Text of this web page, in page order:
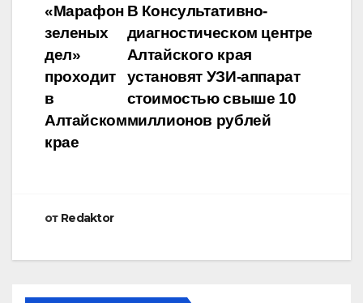
Навигация
по
записям
В Консультативно-
диагностическом центре
Алтайского края
установят УЗИ-аппарат
стоимостью свыше 10
миллионов рублей
«Марафон
зеленых
дел»
проходит
в
Алтайском
крае
от Redaktor